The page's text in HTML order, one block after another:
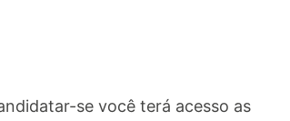
se você terá acesso as